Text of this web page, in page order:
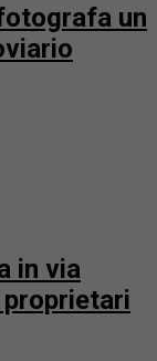
un
in via
proprietari